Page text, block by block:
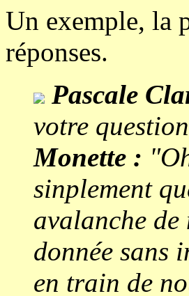
Un exemple, la
réponses.
Pascale
votre
Monette :
sinplement
avalanche de
donnée sans
en train de